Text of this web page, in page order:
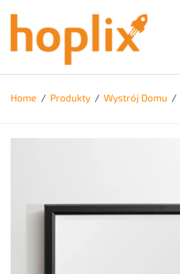
Home / Produkty / Wystrój Domu /